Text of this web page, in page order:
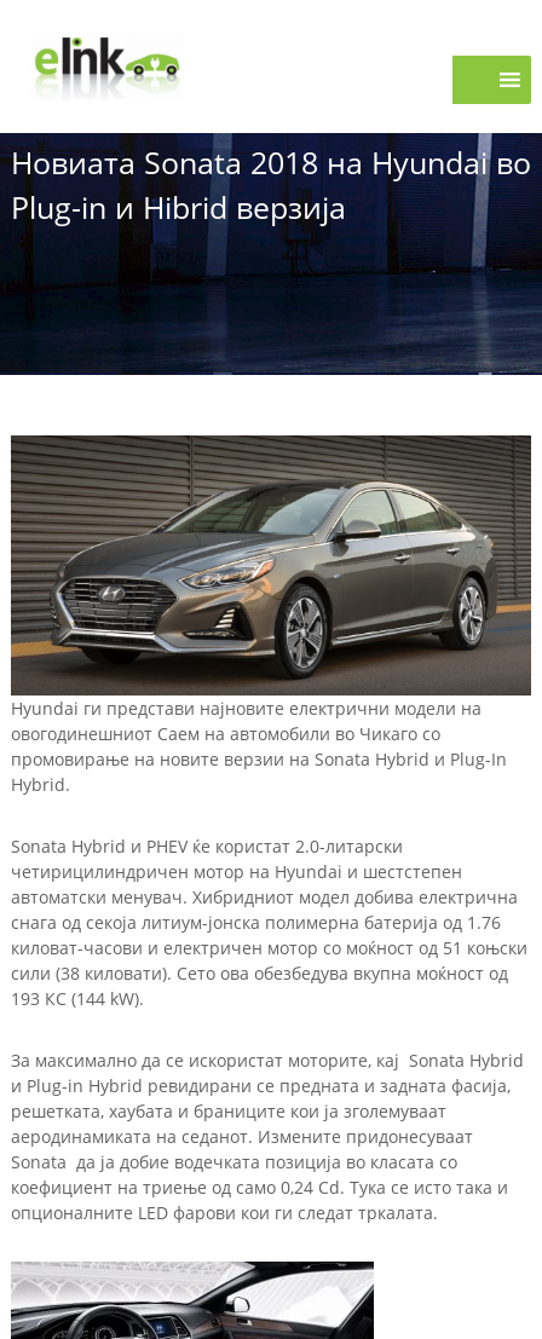
o
c
n
k
Новиата Sonata 2018 на Hyundai во
Plug-in и Hibrid верзија
Hyundai ги представи најновите електрични модели на
овогодинешниот Саем на автомобили во Чикаго со
промовирање на новите верзии на Sonata Hybrid и Plug-In
Hybrid.
Sonata Hybrid и PHEV ќе користат 2.0-литарски
четирицилиндричен мотор на Hyundai и шестстепен
автоматски менувач. Хибридниот модел добива електрична
снага од секоја литиум-јонска полимерна батерија од 1.76
киловат-часови и електричен мотор со моќност од 51 коњски
сили (38 киловати). Сето ова обезбедува вкупна моќност од
193 КС (144 kW).
За максимално да се искористат моторите, кај Sonata Hybrid
и Plug-in Hybrid ревидирани се предната и задната фасија,
решетката, хаубата и браниците кои ја зголемуваат
аеродинамиката на седанот. Измените придонесуваат
Sonata да ја добие водечката позиција во класата со
коефициент на триење од само 0,24 Cd. Тука се исто така и
опционалните LED фарови кои ги следат тркалата.